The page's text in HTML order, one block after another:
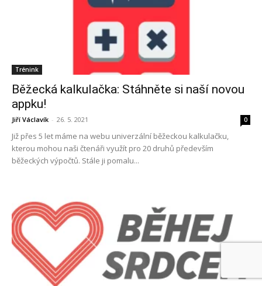
Trénink
Běžecká kalkulačka: Stáhněte si naší novou
appku!
Jiří Václavík - 26. 5. 2021 0
Již přes 5 let máme na webu univerzální běžeckou kalkulačku,
kterou mohou naši čtenáři využít pro 20 druhů především
běžeckých výpočtů. Stále ji pomalu...